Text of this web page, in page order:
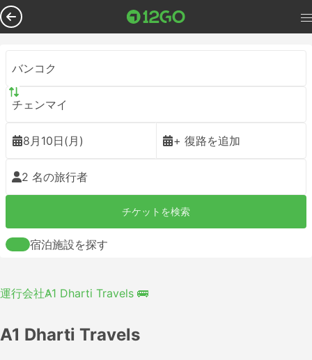
バンコク
チェンマイ
8月10日(月) + 復路を追加
2 名の旅行者
チケットを検索
宿泊施設を探す
運行会社A1 Dharti Travels 🚌
A1 Dharti Travels